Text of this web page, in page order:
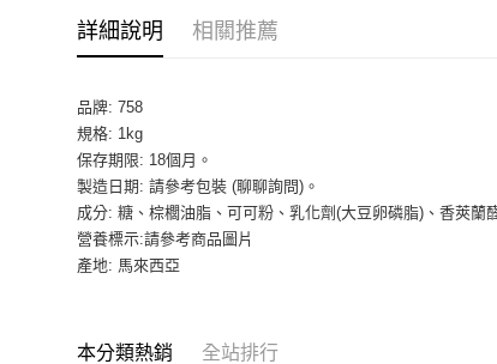
詳細說明 相關推薦
品牌: 758
規格: 1kg
保存期限: 18個月。
製造日期: 請參考包裝 (聊聊詢問)。
成分: 糖、棕櫚油脂、可可粉、乳化劑(大豆卵磷脂)、香莢蘭
營養標示:請參考商品圖片
產地: 馬來西亞
本分類熱銷 全站排行